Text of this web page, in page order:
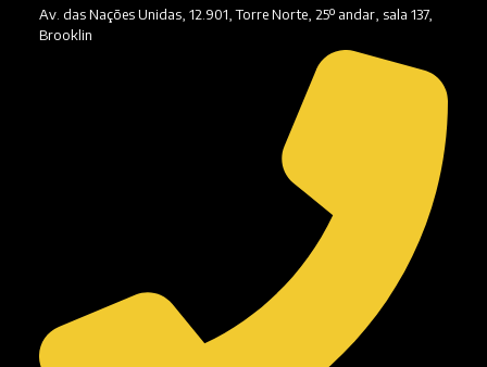
Av. das Nações Unidas, 12.901, Torre Norte, 25º andar, sala 137,
Brooklin